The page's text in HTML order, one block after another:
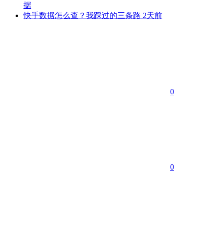
据
快手数据怎么查？我踩过的三条路 2天前
0
0